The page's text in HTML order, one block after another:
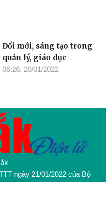
Đổi mới, sáng tạo trong
quản lý, giáo dục
06:26, 20/01/2022
ngày 21/01/2022 của Bộ